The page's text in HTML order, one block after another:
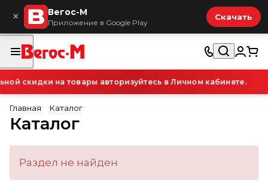
× Вегос-М
Приложение в Google Play
Скачать
скидки на товары авторизуйтесь в Личном кабинете.
Главная Каталог
Каталог
Раздел не найден